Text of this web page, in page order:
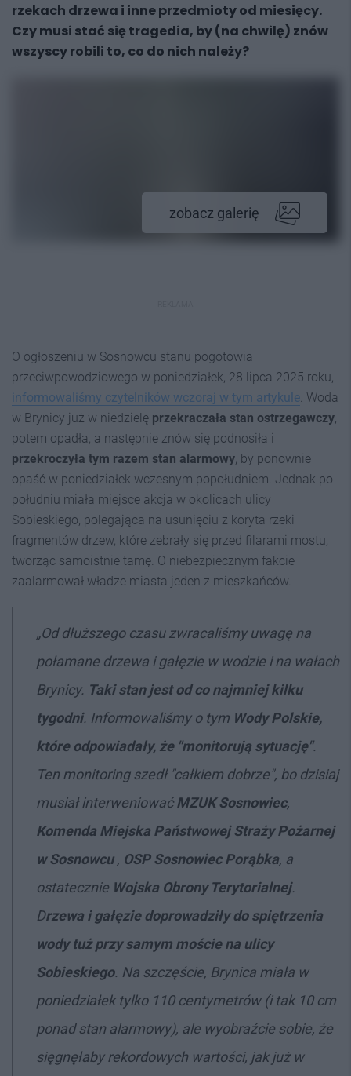
rzekach drzewa i inne przedmioty od miesięcy.
Czy musi stać się tragedia, by (na chwilę) znów
wszyscy robili to, co do nich należy?
zobacz galerię
O ogłoszeniu w Sosnowcu stanu pogotowia
przeciwpowodziowego w poniedziałek, 28 lipca 2025 roku,
informowaliśmy czytelników wczoraj w tym artykule. Woda
w Brynicy już w niedzielę przekraczała stan ostrzegawczy,
potem opadła, a następnie znów się podnosiła i
przekroczyła tym razem stan alarmowy, by ponownie
opaść w poniedziałek wczesnym popołudniem. Jednak po
południu miała miejsce akcja w okolicach ulicy
Sobieskiego, polegająca na usunięciu z koryta rzeki
fragmentów drzew, które zebrały się przed filarami mostu,
tworząc samoistnie tamę. O niebezpiecznym fakcie
zaalarmował władze miasta jeden z mieszkańców.
„Od dłuższego czasu zwracaliśmy uwagę na
połamane drzewa i gałęzie w wodzie i na wałach
Brynicy. Taki stan jest od co najmniej kilku
tygodni. Informowaliśmy o tym Wody Polskie,
które odpowiadały, że "monitorują sytuację".
Ten monitoring szedł "całkiem dobrze", bo dzisiaj
musiał interweniowaćMZUK Sosnowiec,
Komenda Miejska Państwowej Straży Pożarnej
w Sosnowcu, OSP Sosnowiec Porąbka, a
ostatecznie Wojska Obrony Terytorialnej.
Drzewa i gałęzie doprowadziły do spiętrzenia
wody tuż przy samym moście na ulicy
Sobieskiego. Na szczęście, Brynica miała w
poniedziałek tylko 110 centymetrów (i tak 10 cm
ponad stan alarmowy), ale wyobraźcie sobie, że
sięgnęłaby rekordowych wartości, jak już w